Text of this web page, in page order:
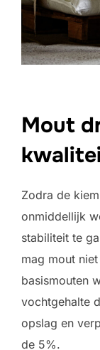
Mout
Zodra de
onmiddellijk
stabiliteit te
mag mout
basismouten
vochtgehalte
opslag en
de 5%.